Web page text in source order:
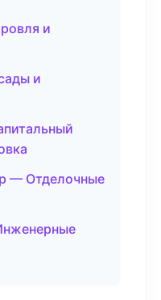
и
и
— Отделочные